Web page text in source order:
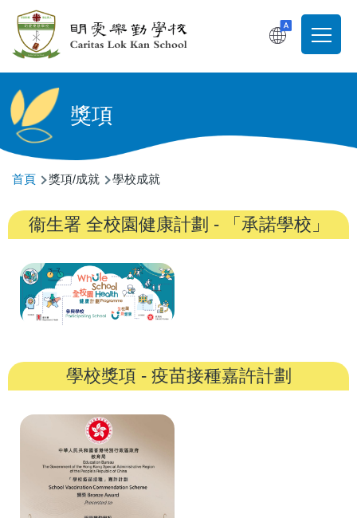
移至主內容
Main
獎項
導
連
首頁 獎項/成就 學校成就
衞生署 全校園健康計劃 - 「承諾學校」
學校獎項 - 疫苗接種嘉許計劃